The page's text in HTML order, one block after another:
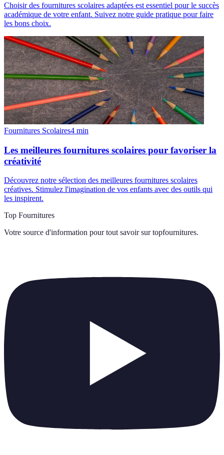
Choisir des fournitures scolaires adaptées est essentiel pour le succès
académique de votre enfant. Suivez notre guide pratique pour faire
les bons choix.
Fournitures Scolaires4 min
Les meilleures fournitures scolaires pour favoriser la
créativité
Découvrez notre sélection des meilleures fournitures scolaires
créatives. Stimulez l'imagination de vos enfants avec des outils qui
les inspirent.
Top Fournitures
Votre source d'information pour tout savoir sur topfournitures.